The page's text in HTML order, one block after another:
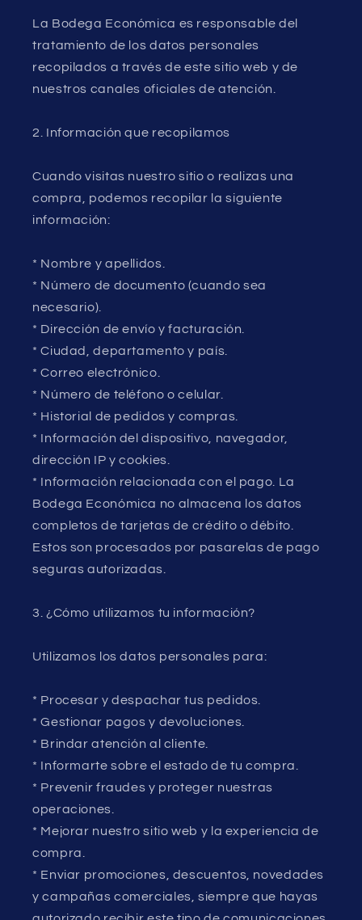
La Bodega Económica es responsable del
tratamiento de los datos personales
recopilados a través de este sitio web y de
nuestros canales oficiales de atención.
2. Información que recopilamos
Cuando visitas nuestro sitio o realizas una
compra, podemos recopilar la siguiente
información:
* Nombre y apellidos.
* Número de documento (cuando sea
necesario).
* Dirección de envío y facturación.
* Ciudad, departamento y país.
* Correo electrónico.
* Número de teléfono o celular.
* Historial de pedidos y compras.
* Información del dispositivo, navegador,
dirección IP y cookies.
* Información relacionada con el pago. La
Bodega Económica no almacena los datos
completos de tarjetas de crédito o débito.
Estos son procesados por pasarelas de pago
seguras autorizadas.
3. ¿Cómo utilizamos tu información?
Utilizamos los datos personales para:
* Procesar y despachar tus pedidos.
* Gestionar pagos y devoluciones.
* Brindar atención al cliente.
* Informarte sobre el estado de tu compra.
* Prevenir fraudes y proteger nuestras
operaciones.
* Mejorar nuestro sitio web y la experiencia de
compra.
* Enviar promociones, descuentos, novedades
y campañas comerciales, siempre que hayas